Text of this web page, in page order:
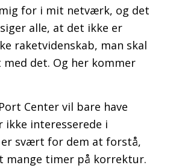
for i mit netværk, og det
alle, at det ikke er
raketvidenskab, man skal
det. Og her kommer
Center vil bare have
ikke interesserede i
er svært for dem at forstå,
mange timer på korrektur.